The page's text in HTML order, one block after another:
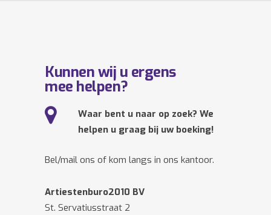
Kunnen wij u ergens
mee helpen?
Waar bent u naar op zoek? We
helpen u graag bij uw boeking!
Bel/mail ons of kom langs in ons kantoor.
Artiestenburo2010 BV
St. Servatiusstraat 2